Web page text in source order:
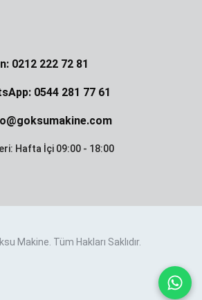
0212 222 72 81
0544 281 77 61
Hafta İçi 09:00 - 18:00